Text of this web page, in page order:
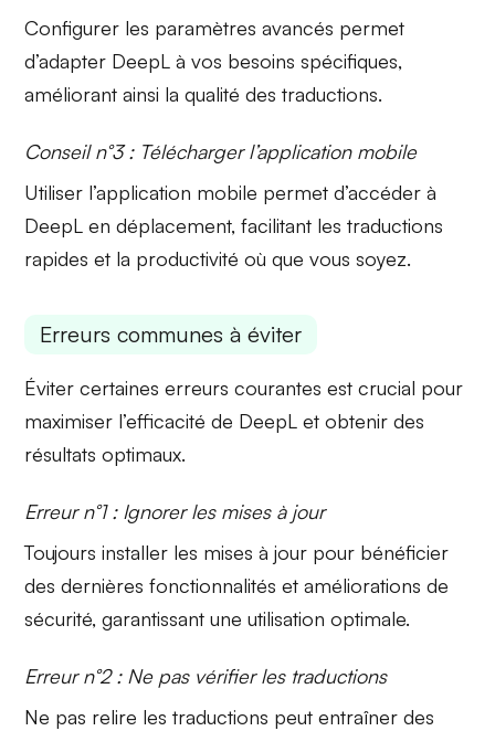
Configurer les paramètres avancés permet
d’adapter DeepL à vos besoins spécifiques,
améliorant ainsi la qualité des traductions.
Conseil n°3 : Télécharger l’application mobile
Utiliser l’application mobile permet d’accéder à
DeepL en déplacement, facilitant lestraductions
rapides et la productivité où que vous soyez.
Erreurs communes à éviter
Éviter certaines erreurs courantes est crucial pour
maximiser l’efficacité de DeepL et obtenir des
résultats optimaux.
Erreur n°1 : Ignorer les mises à jour
Toujours installer les mises à jour pour bénéficier
des dernières fonctionnalités et améliorations de
sécurité, garantissant une utilisation optimale.
Erreur n°2 : Ne pas vérifier les traductions
Ne pas relire les traductions peut entraîner des